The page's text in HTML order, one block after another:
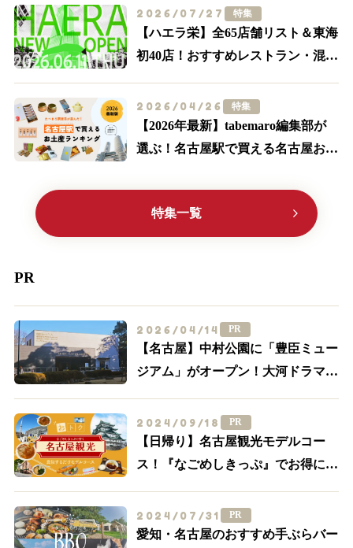
買う・体験する】
2026/07/27 特集
【ハエラ栄】全65店舗リスト＆東海
初40店！おすすめレストラン・混
2026/04/26 特集
【2026年最新】tabemaro編集部が
選ぶ！名古屋駅で買える名古屋お土
特集一覧
PR
2026/04/14 PR
【名古屋】中村公園に「豊臣ミュー
ジアム」がオープン！大河ドラマ
トを一挙紹介
2024/09/18 PR
【日帰り】名古屋観光モデルコー
ス！『なごめしきっぷ』でお得にグ
2024/07/31 PR
愛知・名古屋のおすすめ手ぶらバー